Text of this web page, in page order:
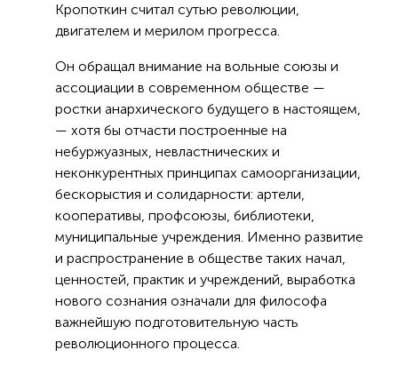
Кропоткин считал сутью революции,
двигателем и мерилом прогресса.
Он обращал внимание на вольные союзы и
ассоциации в современном обществе —
ростки анархического будущего в настоящем,
— хотя бы отчасти построенные на
небуржуазных, невластнических и
неконкурентных принципах самоорганизации,
бескорыстия и солидарности: артели,
кооперативы, профсоюзы, библиотеки,
муниципальные учреждения. Именно развитие
и распространение в обществе таких начал,
ценностей, практик и учреждений, выработка
нового сознания означали для философа
важнейшую подготовительную часть
революционного процесса.